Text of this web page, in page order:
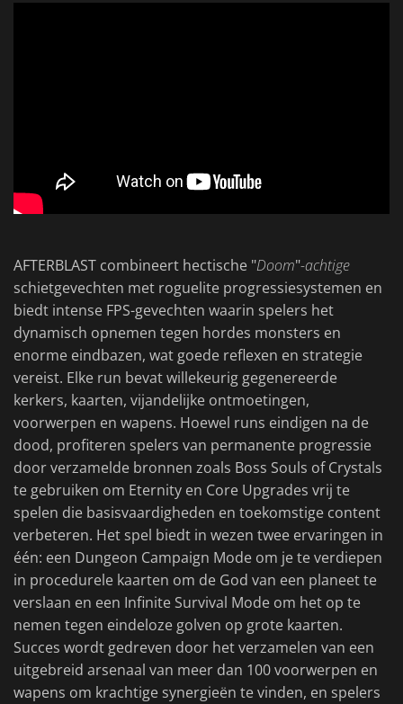
AFTERBLAST combineert hectische "Doom"-achtige
schietgevechten met roguelite progressiesystemen en
biedt intense FPS-gevechten waarin spelers het
dynamisch opnemen tegen hordes monsters en
enorme eindbazen, wat goede reflexen en strategie
vereist. Elke run bevat willekeurig gegenereerde
kerkers, kaarten, vijandelijke ontmoetingen,
voorwerpen en wapens. Hoewel runs eindigen na de
dood, profiteren spelers van permanente progressie
door verzamelde bronnen zoals Boss Souls of Crystals
te gebruiken om Eternity en Core Upgrades vrij te
spelen die basisvaardigheden en toekomstige content
verbeteren. Het spel biedt in wezen twee ervaringen in
één: een Dungeon Campaign Mode om je te verdiepen
in procedurele kaarten om de God van een planeet te
verslaan en een Infinite Survival Mode om het op te
nemen tegen eindeloze golven op grote kaarten.
Succes wordt gedreven door het verzamelen van een
uitgebreid arsenaal van meer dan 100 voorwerpen en
wapens om krachtige synergieën te vinden, en spelers